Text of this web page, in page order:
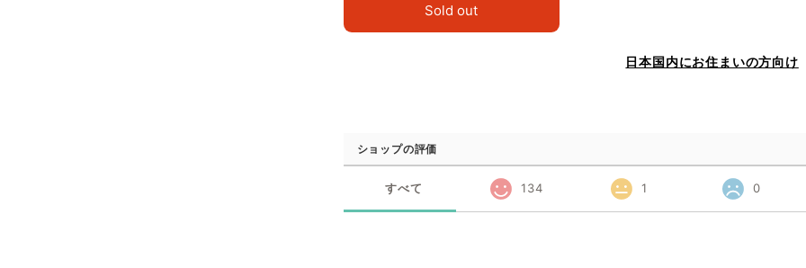
Sold out
日本国内にお住まいの方向け
ショップの評価
すべて 134 1 0